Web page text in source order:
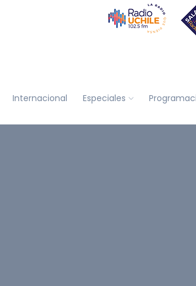
Internacional Especiales